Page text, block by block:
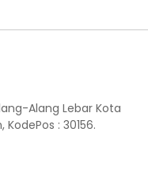
Alang Lebar Kota
: 30156.